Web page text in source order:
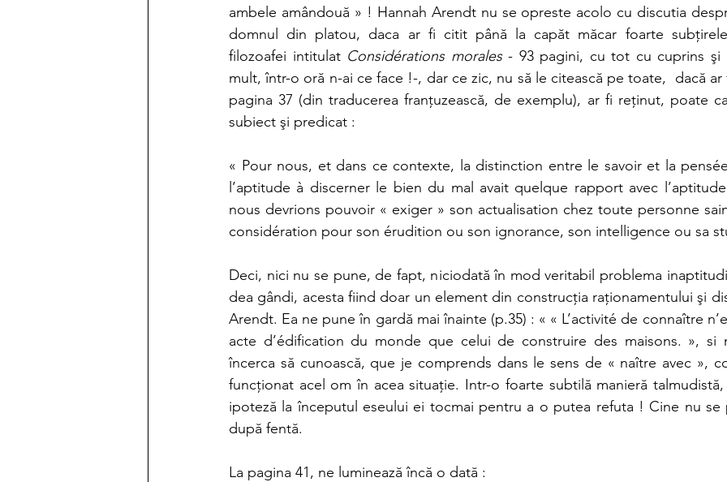
ambele amândouă » ! Hannah Arendt nu se opreste acolo cu discutia
domnul din platou, daca ar fi citit până la capăt măcar foarte subţirele
filozoafei intitulat Considérations morales - 93 pagini, cu tot cu cuprins şi
mult, într-o oră n-ai ce face !-, dar ce zic, nu să le citească pe toate,  dacă ar
pagina 37 (din traducerea franţuzească, de exemplu), ar fi reţinut, poate
subiect şi predicat :
« Pour nous, et dans ce contexte, la distinction entre le savoir et la
l’aptitude à discerner le bien du mal avait quelque rapport avec
nous devrions pouvoir « exiger » son actualisation chez toute personne
considération pour son érudition ou son ignorance, son intelligence ou sa
Deci, nici nu se pune, de fapt, niciodată în mod veritabil problema
dea gândi, acesta fiind doar un element din construcţia raţionamentului şi
Arendt. Ea ne pune în gardă mai înainte (p.35) : « « L’activité de connaître
acte d’édification du monde que celui de construire des maisons. », si
încerca să cunoască, que je comprends dans le sens de « naître avec »,
funcţionat acel om în acea situaţie. Intr-o foarte subtilă manieră talmudistă,
ipoteză la începutul eseului ei tocmai pentru a o putea refuta ! Cine nu se
după fentă.
La pagina 41, ne luminează încă o dată :